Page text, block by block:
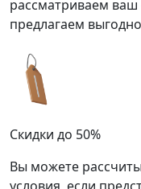
рассматриваем ваш
предлагаем
Скидки до 50%
Вы можете